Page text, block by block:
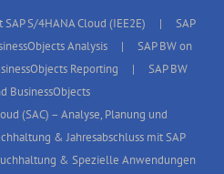
S/4HANA Cloud (IEE2E)
SAP
Analysis
SAP BW on
Reporting
SAP BW
BusinessObjects
(SAC) – Analyse, Planung und
& Jahresabschluss mit SAP
& Spezielle Anwendungen